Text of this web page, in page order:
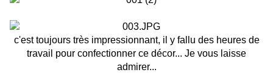
c'est toujours très impressionnant, il y fallu des heures de
travail pour confectionner ce décor... Je vous laisse
admirer...